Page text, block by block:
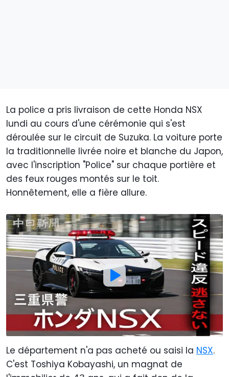
La police a pris livraison de cette Honda NSX
lundi au cours d'une cérémonie qui s'est
déroulée sur le circuit de Suzuka. La voiture porte
la traditionnelle livrée noire et blanche du Japon,
avec l'inscription "Police" sur chaque portière et
des feux rouges montés sur le toit.
Honnêtement, elle a fière allure.
Le département n'a pas acheté ou saisi la NSX.
C'est Toshiya Kobayashi, un magnat de